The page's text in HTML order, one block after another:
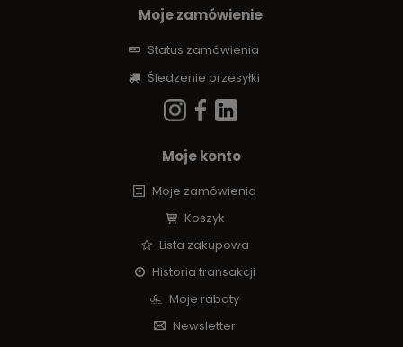
Moje zamówienie
Status zamówienia
Śledzenie przesyłki
Moje konto
Moje zamówienia
Koszyk
Lista zakupowa
Historia transakcji
Moje rabaty
Newsletter